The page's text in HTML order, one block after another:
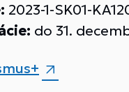
2023-1-SK01-
do 31.